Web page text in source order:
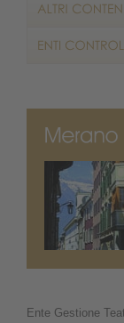
Ente Gestione